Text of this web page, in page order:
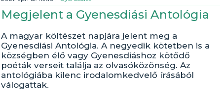
Megjelent a Gyenesdiási Antológia
A magyar költészet napjára jelent meg a
Gyenesdiási Antológia. A negyedik kötetben is a
községben élő vagy Gyenesdiáshoz kötődő
poéták verseit találja az olvasóközönség. Az
antológiába kilenc irodalomkedvelő írásából
válogattak.